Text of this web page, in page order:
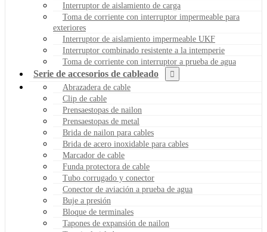
Interruptor de aislamiento de carga
Toma de corriente con interruptor impermeable para
exteriores
Interruptor de aislamiento impermeable UKF
Interruptor combinado resistente a la intemperie
Toma de corriente con interruptor a prueba de agua
Serie de accesorios de cableado
Abrazadera de cable
Clip de cable
Prensaestopas de nailon
Prensaestopas de metal
Brida de nailon para cables
Brida de acero inoxidable para cables
Marcador de cable
Funda protectora de cable
Tubo corrugado y conector
Conector de aviación a prueba de agua
Buje a presión
Bloque de terminales
Tapones de expansión de nailon